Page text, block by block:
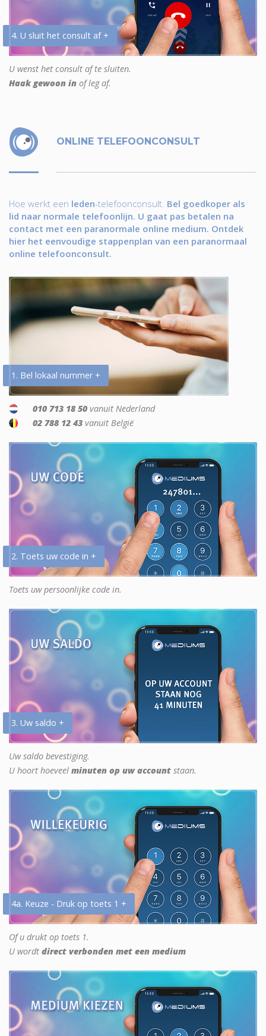
4. U sluit het consult af +
U wenst het consult af te sluiten.
Haak gewoon in of leg af.
ONLINE TELEFOONCONSULT
Hoe werkt een leden-telefoonconsult. Bel goedkoper als
lid naar normale telefoonlijn. U gaat pas betalen na
contact met een paranormale online medium. Ontdek
hier het eenvoudige stappenplan van een paranormaal
online telefoonconsult.
1. Bel lokaal nummer +
010 713 18 50 vanuit Nederland
02 788 12 43 vanuit België
2. Toets uw code in +
Toets uw persoonlijke code in.
3. Uw saldo +
Uw saldo bevestiging.
U hoort hoeveel minuten op uw account staan.
4a. Keuze - Druk op toets 1 +
Of u drukt op toets 1.
U wordt direct verbonden met een medium